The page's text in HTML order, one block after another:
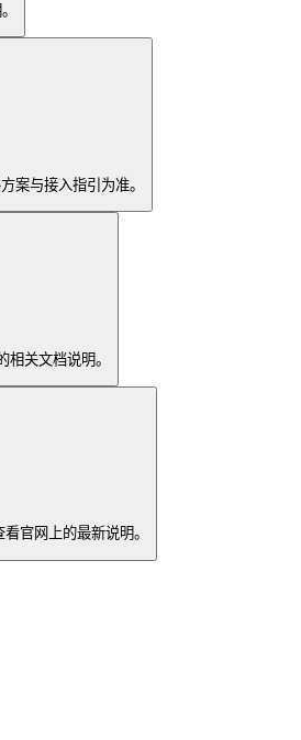
案与接入指引为准。
关文档说明。
官网上的最新说明。